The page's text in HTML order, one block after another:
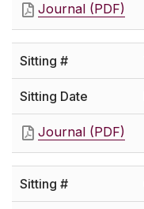
Journal (PDF)
Journal (PDF)